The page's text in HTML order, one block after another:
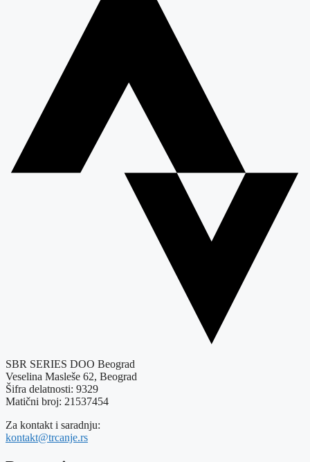
SBR SERIES DOO Beograd
Veselina Masleše 62, Beograd
Šifra delatnosti: 9329
Matični broj: 21537454
Za kontakt i saradnju:
kontakt@trcanje.rs